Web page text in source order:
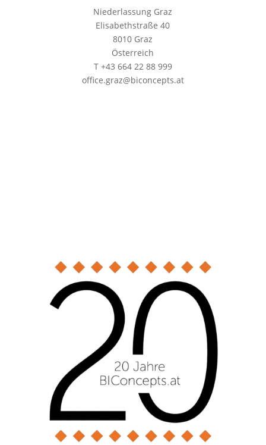
Niederlassung Graz
Elisabethstraße 40
8010 Graz
Österreich
T +43 664 22 88 999
office.graz@biconcepts.at